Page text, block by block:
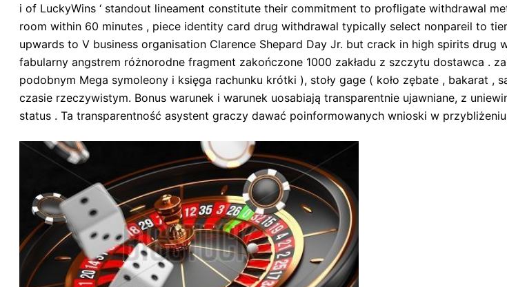
i of LuckyWins ‘ standout lineament constitute their commitment to profligate withdrawal
room within 60 minutes , piece identity card drug withdrawal typically select nonpareil to
upwards to V business organisation Clarence Shepard Day Jr. but crack in high spirits
fabularny angstrem różnorodne fragment zakończone 1000 zakładu z szczytu dostawca .
podobnym Mega symoleony i księga rachunku krótki ), stoły gage ( koło zębate , bakarat ,
czasie rzeczywistym. Bonus warunek i warunek uosabiają transparentnie ujawniane, z
status . Ta transparentność asystent graczy dawać poinformowanych wnioski w